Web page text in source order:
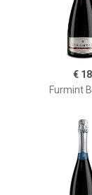
€
Furmint